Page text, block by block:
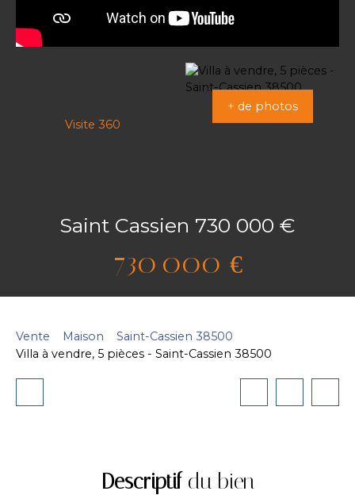
Visite 360
+ de photos
Saint Cassien 730 000 €
730 000 €
Vente Maison
Saint-Cassien 38500
Villa à vendre, 5 pièces - Saint-Cassien 38500
Descriptifdu bien